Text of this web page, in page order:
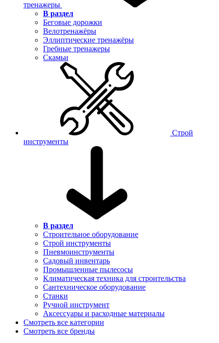
тренажеры
В раздел
Беговые дорожки
Велотренажёры
Эллиптические тренажёры
Гребные тренажеры
Скамьи
Строй
инструменты
В раздел
Строительное оборудование
Строй инструменты
Пневмоинструменты
Садовый инвентарь
Промышленные пылесосы
Климатическая техника для строительства
Сантехническое оборудование
Станки
Ручной инструмент
Аксессуары и расходные материалы
Смотреть все категории
Смотреть все бренды